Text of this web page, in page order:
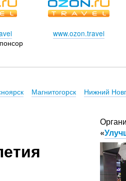
www.ozon.travel
Магнитогорск Нижний
«